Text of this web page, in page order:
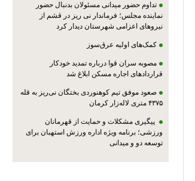
تداوم حضور میدانی مسئولان بدنبال حضور
نماینده مجلس؛ فرماندار نی ریز در قشم از
نیروهای اعزامی شهرستان دیدار کرد
کمک‌های اولیه عرق‌سوز
مصوبه سران قوا درباره تمدید خودکار
قراردادهای اجاره مسکن ابلاغ شد
صعود موفق تیم کوهنوردی بختگان نی‌ریز به قله
۴۳۷۵ متری لاله‌زار کرمان
پیگیری مشکلات و حمایت از قهرمانان
ورزشی؛ برنامه ویژه اداره ورزش استهبان برای
توسعه دو و میدانی